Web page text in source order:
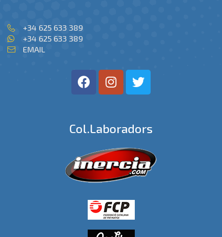
+34 625 633 389
+34 625 633 389
EMAIL
Col.laboradors